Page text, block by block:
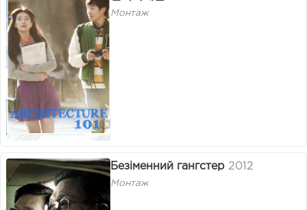
Монтаж
Безіменний гангстер 2012
Монтаж